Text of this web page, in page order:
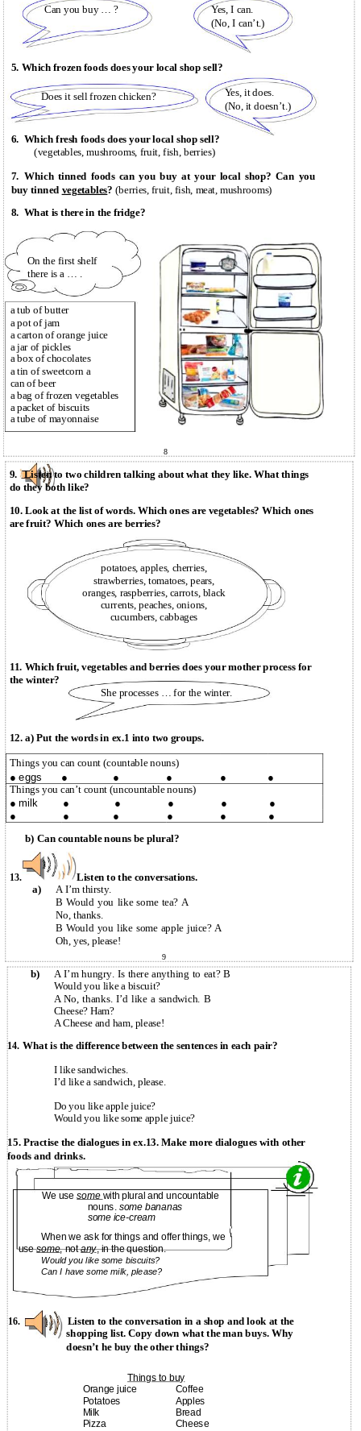
Can you buy … ? Yes, I can.
(No, I can’t.)
5. Which frozen foods does your local shop sell?
Does it sell frozen chicken? Yes, it does.
(No, it doesn’t.)
6. Which fresh foods does your local shop sell?
(vegetables, mushrooms, fruit, fish, berries)
7. Which tinned foods can you buy at your local shop? Can you
buy tinned vegetables?(berries, fruit, fish, meat, mushrooms)
8. What is there in the fridge?
On the first shelf
there is a … .
a tub of butter
a pot of jam
a carton of orange juice
a jar of pickles
a box of chocolates
a tin of sweetcorn a
can of beer
a bag of frozen vegetables
a packet of biscuits
a tube of mayonnaise
8
9. Listen to two children talking about what they like. What things
do they both like?
10. Look at the list of words. Which ones are vegetables? Which ones
are fruit? Which ones are berries?
potatoes, apples, cherries,
strawberries, tomatoes, pears,
oranges, raspberries, carrots, black
currents, peaches, onions,
cucumbers, cabbages
11. Which fruit, vegetables and berries does your mother process for
the winter?
She processes … for the winter.
12. a) Put the words in ex.1 into two groups.
Things you can count (countable nouns)
●eggs ● ● ● ●
●
Things you can’t count (uncountable nouns)
●milk ● ● ● ● ●
● ● ● ● ● ●
b) Can countable nouns be plural?
13.
Listen to the conversations.
a)
A I’m thirsty.
B Would you like some tea? A
No, thanks.
B Would you like some apple juice? A
Oh, yes, please!
9
b)
A I’m hungry. Is there anything to eat? B
Would you like a biscuit?
A No, thanks. I’d like a sandwich. B
Cheese? Ham?
A Cheese and ham, please!
14. What is the difference between the sentences in each pair?
I like sandwiches.
I’d like a sandwich, please.
Do you like apple juice?
Would you like some apple juice?
15. Practise the dialogues in ex.13. Make more dialogues with other
foods and drinks.
We usesome with plural and uncountable
nouns. some bananas
some ice-cream
When we ask for things and offer things, we
usesome, notany, in the question.
Would you like some biscuits?
Can I have some milk, please?
16.
Listen to the conversation in a shop and look at the
shopping list. Copy down what the man buys. Why
doesn’t he buy the other things?
Things to buy
Orange juice
Coffee
Potatoes
Apples
Milk
Bread
Pizza
Cheese